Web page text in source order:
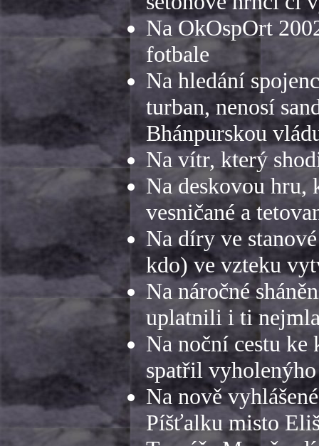
Na OkOspOrt
fotbale
Na hledání
turban, nenosí
Bhánpurskou
Na vítr, který
Na deskovou hru,
vesničané a
Na díry ve
kdo) ve vzteku
Na náročné
uplatnili i ti
Na noční cestu ke
spatřil
Na nově
Píšťalku misto